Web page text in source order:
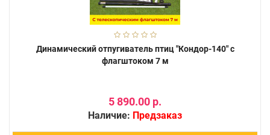
Динамический отпугиватель птиц "Кондор-140" с
флагштоком 7 м
5 890.00 р.
Наличие: Предзаказ